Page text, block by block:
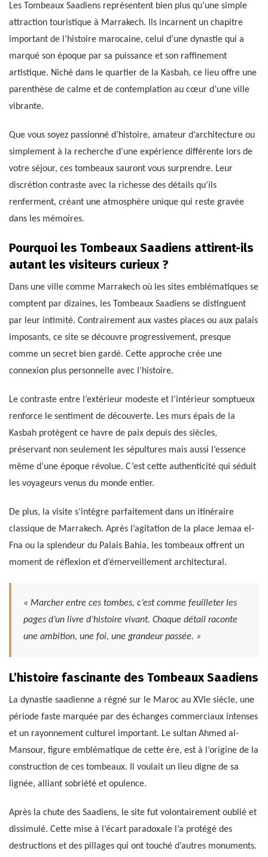
Les Tombeaux Saadiens représentent bien plus qu’une simple
attraction touristique à Marrakech. Ils incarnent un chapitre
important de l’histoire marocaine, celui d’une dynastie qui a
marqué son époque par sa puissance et son raffinement
artistique. Niché dans le quartier de la Kasbah, ce lieu offre une
parenthèse de calme et de contemplation au cœur d’une ville
vibrante.
Que vous soyez passionné d’histoire, amateur d’architecture ou
simplement à la recherche d’une expérience différente lors de
votre séjour, ces tombeaux sauront vous surprendre. Leur
discrétion contraste avec la richesse des détails qu’ils
renferment, créant une atmosphère unique qui reste gravée
dans les mémoires.
Pourquoi les Tombeaux Saadiens attirent-ils
autant les visiteurs curieux ?
Dans une ville comme Marrakech où les sites emblématiques se
comptent par dizaines, les Tombeaux Saadiens se distinguent
par leur intimité. Contrairement aux vastes places ou aux palais
imposants, ce site se découvre progressivement, presque
comme un secret bien gardé. Cette approche crée une
connexion plus personnelle avec l’histoire.
Le contraste entre l’extérieur modeste et l’intérieur somptueux
renforce le sentiment de découverte. Les murs épais de la
Kasbah protègent ce havre de paix depuis des siècles,
préservant non seulement les sépultures mais aussi l’essence
même d’une époque révolue. C’est cette authenticité qui séduit
les voyageurs venus du monde entier.
De plus, la visite s’intègre parfaitement dans un itinéraire
classique de Marrakech. Après l’agitation de la place Jemaa el-
Fna ou la splendeur du Palais Bahia, les tombeaux offrent un
moment de réflexion et d’émerveillement architectural.
« Marcher entre ces tombes, c’est comme feuilleter les
pages d’un livre d’histoire vivant. Chaque détail raconte
une ambition, une foi, une grandeur passée. »
L’histoire fascinante des Tombeaux Saadiens
La dynastie saadienne a régné sur le Maroc au XVIe siècle, une
période faste marquée par des échanges commerciaux intenses
et un rayonnement culturel important. Le sultan Ahmed al-
Mansour, figure emblématique de cette ère, est à l’origine de la
construction de ces tombeaux. Il voulait un lieu digne de sa
lignée, alliant sobriété et opulence.
Après la chute des Saadiens, le site fut volontairement oublié et
dissimulé. Cette mise à l’écart paradoxale l’a protégé des
destructions et des pillages qui ont touché d’autres monuments.